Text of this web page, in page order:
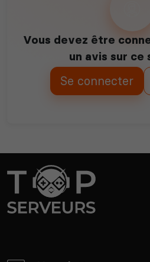
Vous devez être
un avis sur ce
Se connecter